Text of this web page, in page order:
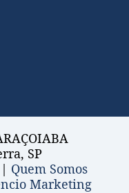
SP
| Quem Somos
Marketing